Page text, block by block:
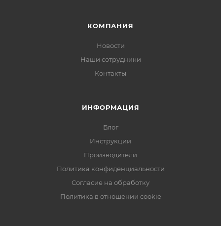
изолировать ногу от воздействия экстремального
Цвет: болотный (Moss Green).
свойства изделия и механические повреждения
КОМПАНИЯ
Новости
Наши сотрудники
Контакты
ИНФОРМАЦИЯ
Блог
Инструкции
Производители
Политика конфиденциальности
Согласие на обработку
Политика в отношении cookie